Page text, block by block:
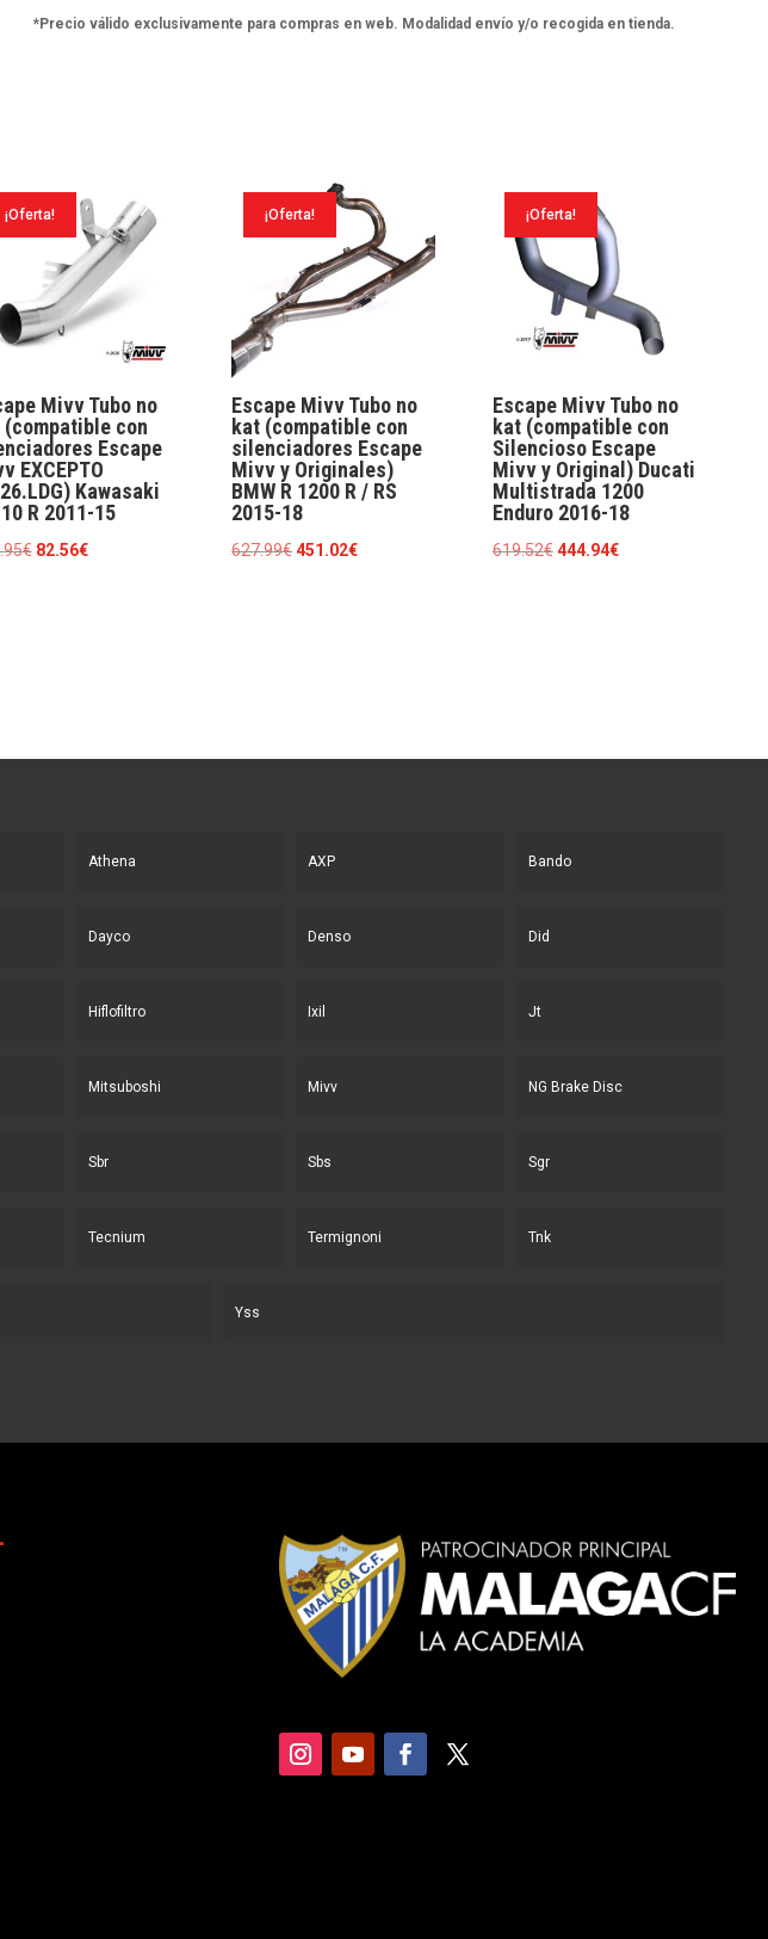
2017-
20
cantidad
*Precio válido exclusivamente para compras en web. Modalidad envío y/o recogida en tienda.
¡Oferta!
Mivv Tubo no
(compatible con
Escape
EXCEPTO
Kawasaki
R 2011-15
€ El
82.56€El
¡Oferta!
Escape Mivv Tubo no
kat (compatible con
silenciadores Escape
Mivv y Originales)
BMW R 1200 R / RS
2015-18
627.99€El
451.02€El
¡Oferta!
Escape Mivv Tubo no
kat (compatible con
Silencioso Escape
Mivv y Original) Ducati
Multistrada 1200
Enduro 2016-18
619.52€ El
444.94€El
Athena AXP Bando
Dayco Denso Did
Hiflofiltro Ixil Jt
Mitsuboshi Mivv NG Brake Disc
Sbr Sbs Sgr
Tecnium Termignoni Tnk
Yss